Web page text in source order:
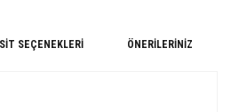
SEÇENEKLERI ÖNERILERINIZ